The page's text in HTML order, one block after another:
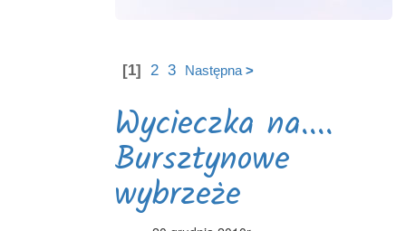
[1] 2 3 Następna >
Wycieczka na....
Bursztynowe
wybrzeże